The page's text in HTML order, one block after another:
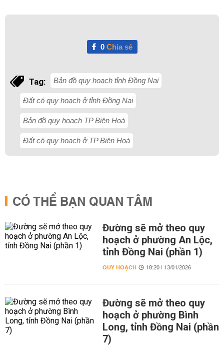
0Chia sẻ
Tag: Bản đồ quy hoạch tỉnh Đồng Nai
Đất có quy hoạch ở tỉnh Đồng Nai
Bản đồ quy hoạch TP Biên Hoà
Đất có quy hoạch ở TP Biên Hoà
CÓ THỂ BẠN QUAN TÂM
Đường sẽ mở theo quy
hoạch ở phường An Lộc,
tỉnh Đồng Nai (phần 1)
QUY HOẠCH 18:20 | 13/01/2026
Đường sẽ mở theo quy
hoạch ở phường Bình
Long, tỉnh Đồng Nai (phần
7)